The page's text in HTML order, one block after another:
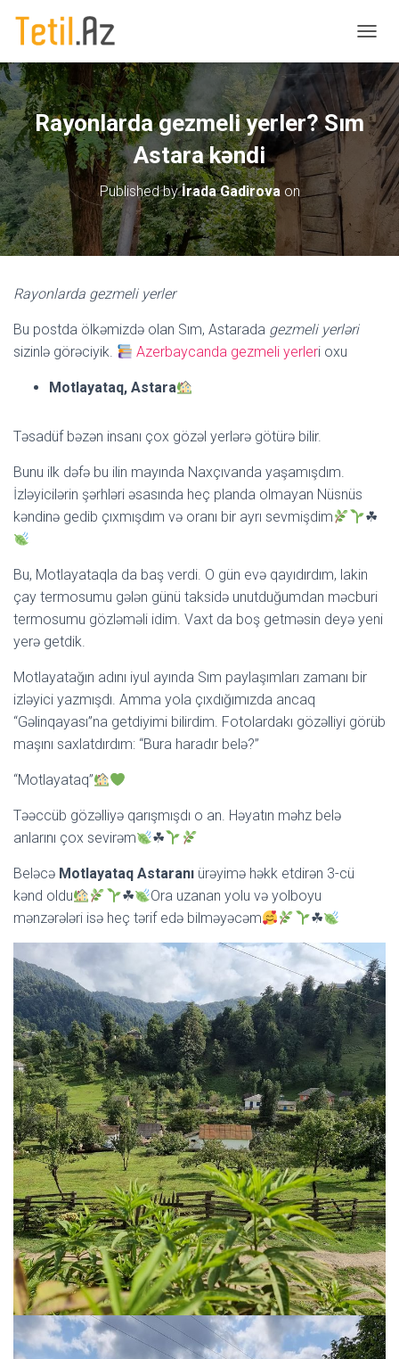
O
G
L
E
N
A
Rayonlarda gezmeli yerler? Sım
Astara kəndi
Published byİrada Gadirovaon
Rayonlarda gezmeli yerler
Bu postda ölkəmizdə olan Sım, Astarada gezmeli yerləri
sizinlə görəciyik.
Azerbaycanda gezmeli yerleri oxu
Motlayataq, Astara
Təsadüf bəzən insanı çox gözəl yerlərə götürə bilir.
Bunu ilk dəfə bu ilin mayında Naxçıvanda yaşamışdım.
İzləyicilərin şərhləri əsasında heç planda olmayan Nüsnüs
kəndinə gedib çıxmışdım və oranı bir ayrı sevmişdim
☘
Bu, Motlayataqla da baş verdi. O gün evə qayıdırdım, lakin
çay termosumu gələn günü taksidə unutduğumdan məcburi
termosumu gözləməli idim. Vaxt da boş getməsin deyə yeni
yerə getdik.
Motlayatağın adını iyul ayında Sım paylaşımları zamanı bir
izləyici yazmışdı. Amma yola çıxdığımızda ancaq
“Gəlinqayası”na getdiyimi bilirdim. Fotolardakı gözəlliyi görüb
maşını saxlatdırdım: “Bura haradır belə?”
“Motlayataq”
Təəccüb gözəlliyə qarışmışdı o an. Həyatın məhz belə
anlarını çox sevirəm
☘
Beləcə Motlayataq Astaranı ürəyimə həkk etdirən 3-cü
kənd oldu
☘
Ora uzanan yolu və yolboyu
mənzərələri isə heç tərif edə bilməyəcəm
☘